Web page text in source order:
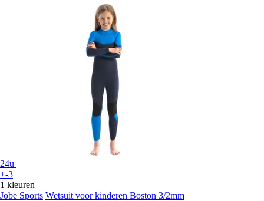
24u
+-3
1 kleuren
Jobe Sports Wetsuit voor kinderen Boston 3/2mm